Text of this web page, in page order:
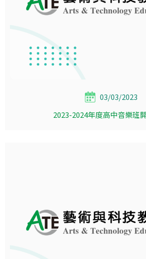
03/03/2023
2023-2024年度高中音樂班